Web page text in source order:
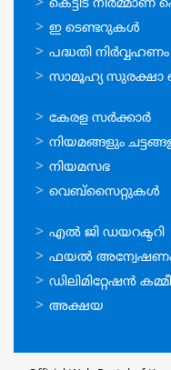
ഓണ്‍ലൈന്‍
സേവനങ്ങള്‍
കെട്ടിട നിര്‍മ്മാണ
ഇ ടെണ്ടറുകള്‍
പദ്ധതി നിര്‍വ്വഹണം
സാമൂഹ്യ
ഉപയോഗപ്രദമായ
കണ്ണികള്‍
കേരള സര്‍ക്കാര്‍
നിയമങ്ങളും
നിയമസഭ
വെബ്സൈറ്റുകള്‍
ഉപയോഗപ്രദമായ
കണ്ണികള്‍
എല്‍ ജി ഡയറക്ടറി
ഫയല്‍
ഡിലിമിറ്റേഷന്‍
അക്ഷയ